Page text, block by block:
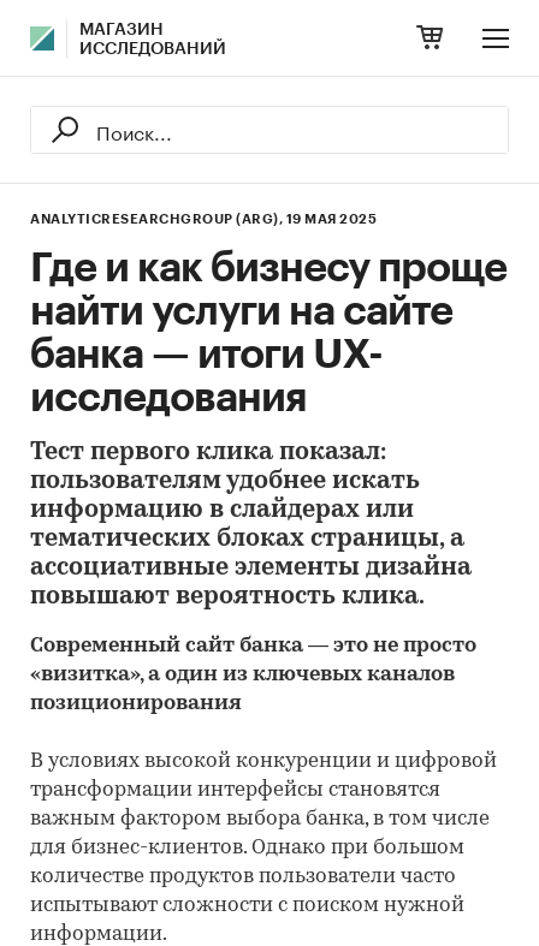
МАГАЗИН
ИССЛЕДОВАНИЙ
ANALYTICRESEARCHGROUP (ARG), 19 МАЯ 2025
Где и как бизнесу проще
найти услуги на сайте
банка — итоги UX-
исследования
Тест первого клика показал:
пользователям удобнее искать
информацию в слайдерах или
тематических блоках страницы, а
ассоциативные элементы дизайна
повышают вероятность клика.
Современный сайт банка — это не просто
«визитка», а один из ключевых каналов
позиционирования
В условиях высокой конкуренции и цифровой
трансформации интерфейсы становятся
важным фактором выбора банка, в том числе
для бизнес-клиентов. Однако при большом
количестве продуктов пользователи часто
испытывают сложности с поиском нужной
информации.